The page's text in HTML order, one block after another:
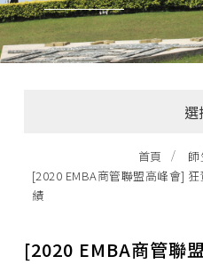
選
全部
EMBA
行政
首頁
[2020 EMBA商管聯盟高峰會]
績
[2020 EMBA商管聯